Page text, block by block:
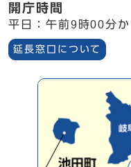
開庁時間
平日：午前9時00分
延長窓口について